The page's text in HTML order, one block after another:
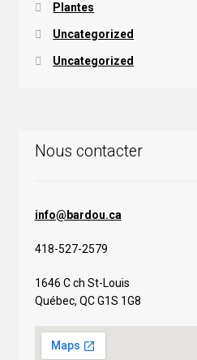
Plantes
Uncategorized
Uncategorized
Nous contacter
info@bardou.ca
418-527-2579
1646 C ch St-Louis
Québec, QC G1S 1G8